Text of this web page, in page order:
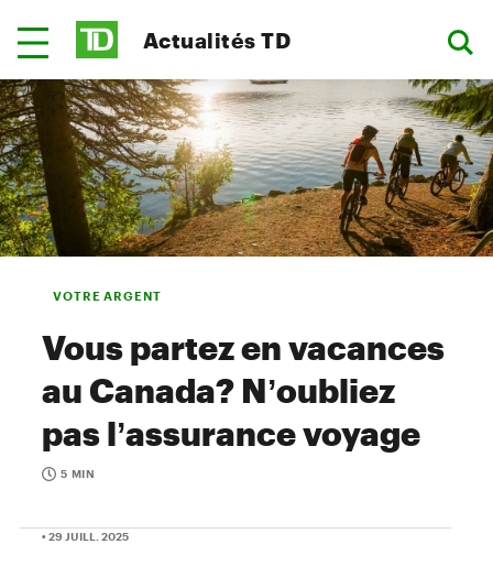
Actualités TD
VOTRE ARGENT
Vous partez en vacances
au Canada? N’oubliez
pas l’assurance voyage
5 MIN
• 29 JUILL. 2025